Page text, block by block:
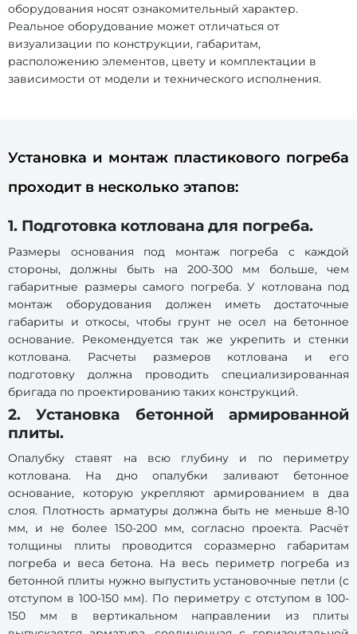
оборудования носят ознакомительный характер.
Реальное оборудование может отличаться от
визуализации по конструкции, габаритам,
расположению элементов, цвету и комплектации в
зависимости от модели и технического исполнения.
Установка и монтаж пластикового погреба
проходит в несколько этапов:
1. Подготовка котлована для погреба.
Размеры основания под монтаж погреба с каждой
стороны, должны быть на 200-300 мм больше, чем
габаритные размеры самого погреба. У котлована под
монтаж оборудования должен иметь достаточные
габариты и откосы, чтобы грунт не осел на бетонное
основание. Рекомендуется так же укрепить и стенки
котлована. Расчеты размеров котлована и его
подготовку должна проводить специализированная
бригада по проектированию таких конструкций.
2. Установка бетонной армированной
плиты.
Опалубку ставят на всю глубину и по периметру
котлована. На дно опалубки заливают бетонное
основание, которую укрепляют армированием в два
слоя. Плотность арматуры должна быть не меньше 8-10
мм, и не более 150-200 мм, согласно проекта. Расчёт
толщины плиты проводится соразмерно габаритам
погреба и веса бетона. На весь периметр погреба из
бетонной плиты нужно выпустить установочные петли (с
отступом в 100-150 мм). По периметру с отступом в 100-
150 мм в вертикальном направлении из плиты